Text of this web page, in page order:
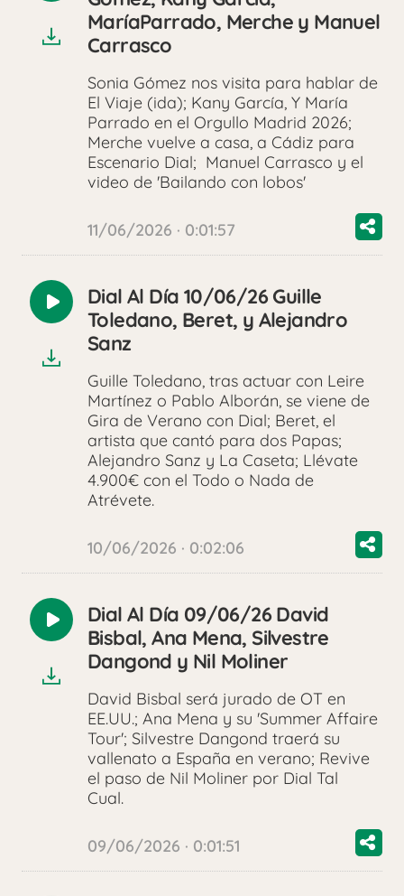
audio
MaríaParrado, Merche y Manuel
Carrasco
Sonia Gómez nos visita para hablar de
El Viaje (ida); Kany García, Y María
Parrado en el Orgullo Madrid 2026;
Merche vuelve a casa, a Cádiz para
Escenario Dial; Manuel Carrasco y el
video de 'Bailando con lobos'
11/06/2026 · 0:01:57
Reproducir
audio
Dial Al Día 10/06/26 Guille
Toledano, Beret, y Alejandro
Sanz
Guille Toledano, tras actuar con Leire
Martínez o Pablo Alborán, se viene de
Gira de Verano con Dial; Beret, el
artista que cantó para dos Papas;
Alejandro Sanz y La Caseta; Llévate
4.900€ con el Todo o Nada de
Atrévete.
10/06/2026 · 0:02:06
Reproducir
audio
Dial Al Día 09/06/26 David
Bisbal, Ana Mena, Silvestre
Dangond y Nil Moliner
David Bisbal será jurado de OT en
EE.UU.; Ana Mena y su 'Summer Affaire
Tour'; Silvestre Dangond traerá su
vallenato a España en verano; Revive
el paso de Nil Moliner por Dial Tal
Cual.
09/06/2026 · 0:01:51